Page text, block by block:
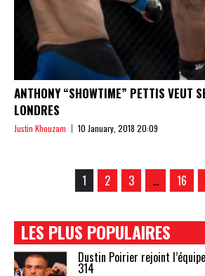
ANTHONY “SHOWTIME” PETTIS VEUT
LONDRES
Justin Khouzam 10 January, 2018 20:09
1 2 3 … 16
LES PLUS POPULAIRES
Dustin Poirier rejoint
314